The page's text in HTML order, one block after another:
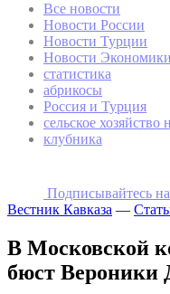
Все новости
Новости России
Новости Турции
Новости Экономики
статистика
абрикосы
Россия и Турция
сельское хозяйство
клубника
Подписывайтесь
Вестник Кавказа —
В Московской
бюст Вероники